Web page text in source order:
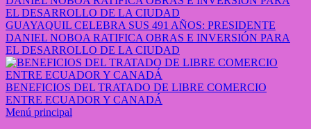
GUAYAQUIL CELEBRA SUS 491 AÑOS: PRESIDENTE
DANIEL NOBOA RATIFICA OBRAS E INVERSIÓN PARA
EL DESARROLLO DE LA CIUDAD
BENEFICIOS DEL TRATADO DE LIBRE COMERCIO
ENTRE ECUADOR Y CANADÁ
Menú principal